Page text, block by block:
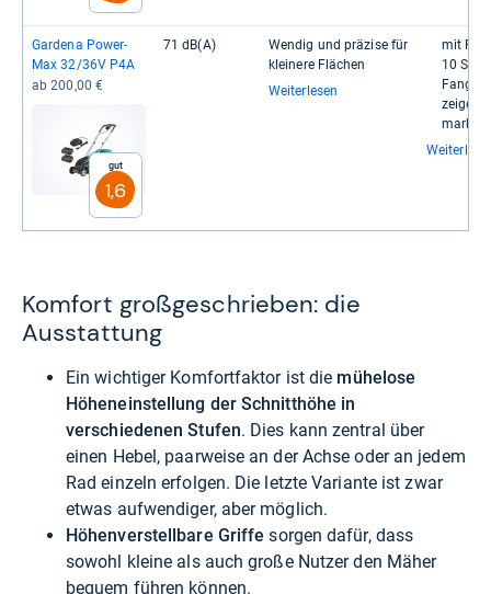
Gar­dena Power­
Max 32/36V P4A
ab 200,00 €
Gut
1,6
71 dB(A)
Wen­dig und prä­zise für
klei­nere Flä­chen
Weiterlesen
mit
10
zeige
Komfort großgeschrieben: die
Ausstattung
Ein wichtiger Komfortfaktor ist die mühelose
Höheneinstellung der Schnitthöhe in
verschiedenen Stufen. Dies kann zentral über
einen Hebel, paarweise an der Achse oder an jedem
Rad einzeln erfolgen. Die letzte Variante ist zwar
etwas aufwendiger, aber möglich.
Höhenverstellbare Griffe sorgen dafür, dass
sowohl kleine als auch große Nutzer den Mäher
bequem führen können.